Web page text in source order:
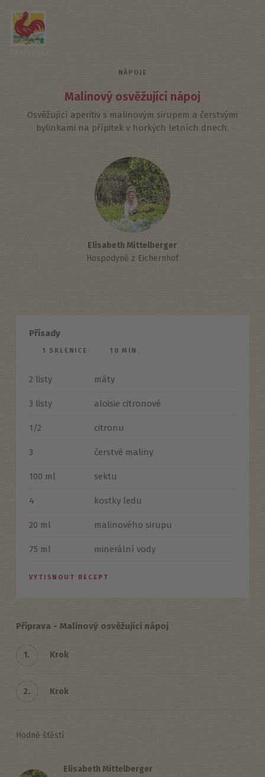
NÁPOJE
Malinový osvěžující nápoj
Osvěžující aperitiv s malinovým sirupem a čerstvými
bylinkami na přípitek v horkých letních dnech.
Elisabeth Mittelberger
Hospodyně z Eichernhof
Přísady
1 SKLENICE 10 MIN.
2 listy máty
3 listy aloisie citronové
1/2 citronu
3 čerstvé maliny
100 ml sektu
4 kostky ledu
20 ml malinového sirupu
75 ml minerální vody
VYTISNOUT RECEPT
Příprava - Malinový osvěžující nápoj
1. Krok
2. Krok
Hodně štěstí
Elisabeth Mittelberger